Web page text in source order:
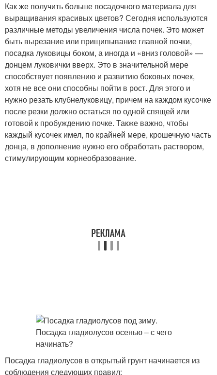
Как же получить больше посадочного материала для
выращивания красивых цветов? Сегодня используются
различные методы увеличения числа почек. Это может
быть вырезание или прищипывание главной почки,
посадка луковицы боком, а иногда и «вниз головой» —
донцем луковички вверх. Это в значительной мере
способствует появлению и развитию боковых почек,
хотя не все они способны пойти в рост. Для этого и
нужно резать клубнелуковицу, причем на каждом кусочке
после резки должно остаться по одной спящей или
готовой к пробуждению почке. Также важно, чтобы
каждый кусочек имел, по крайней мере, крошечную часть
донца, в дополнение нужно его обработать раствором,
стимулирующим корнеобразование.
Посадка гладиолусов в открытый грунт начинается из
соблюдения следующих правил: